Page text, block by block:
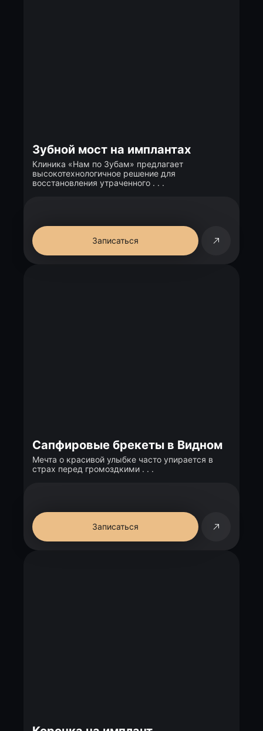
Зубной мост на имплантах
Клиника «Нам по Зубам» предлагает
высокотехнологичное решение для
восстановления утраченного . . .
Записаться
Сапфировые брекеты в Видном
Мечта о красивой улыбке часто упирается в
страх перед громоздкими . . .
Записаться